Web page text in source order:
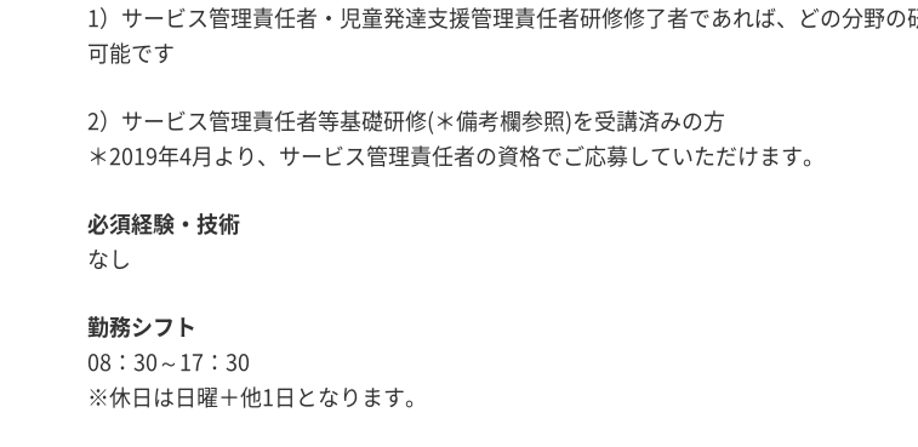
1）サービス管理責任者・児童発達支援管理責任者研修修了者であれば、どの分野の
可能です
2）サービス管理責任者等基礎研修(＊備考欄参照)を受講済みの方
＊2019年4月より、サービス管理責任者の資格でご応募していただけます。
必須経験・技術
なし
勤務シフト
08：30～17：30
※休日は日曜＋他1日となります。